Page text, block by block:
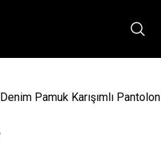
Pamuk Karışımlı Pantolon